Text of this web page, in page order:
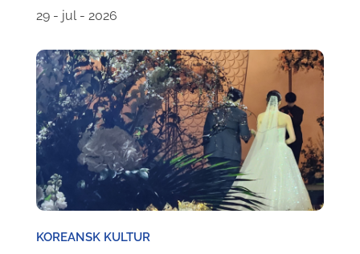
29 - jul - 2026
KOREANSK KULTUR